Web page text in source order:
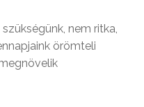
nem ritka,
örömteli